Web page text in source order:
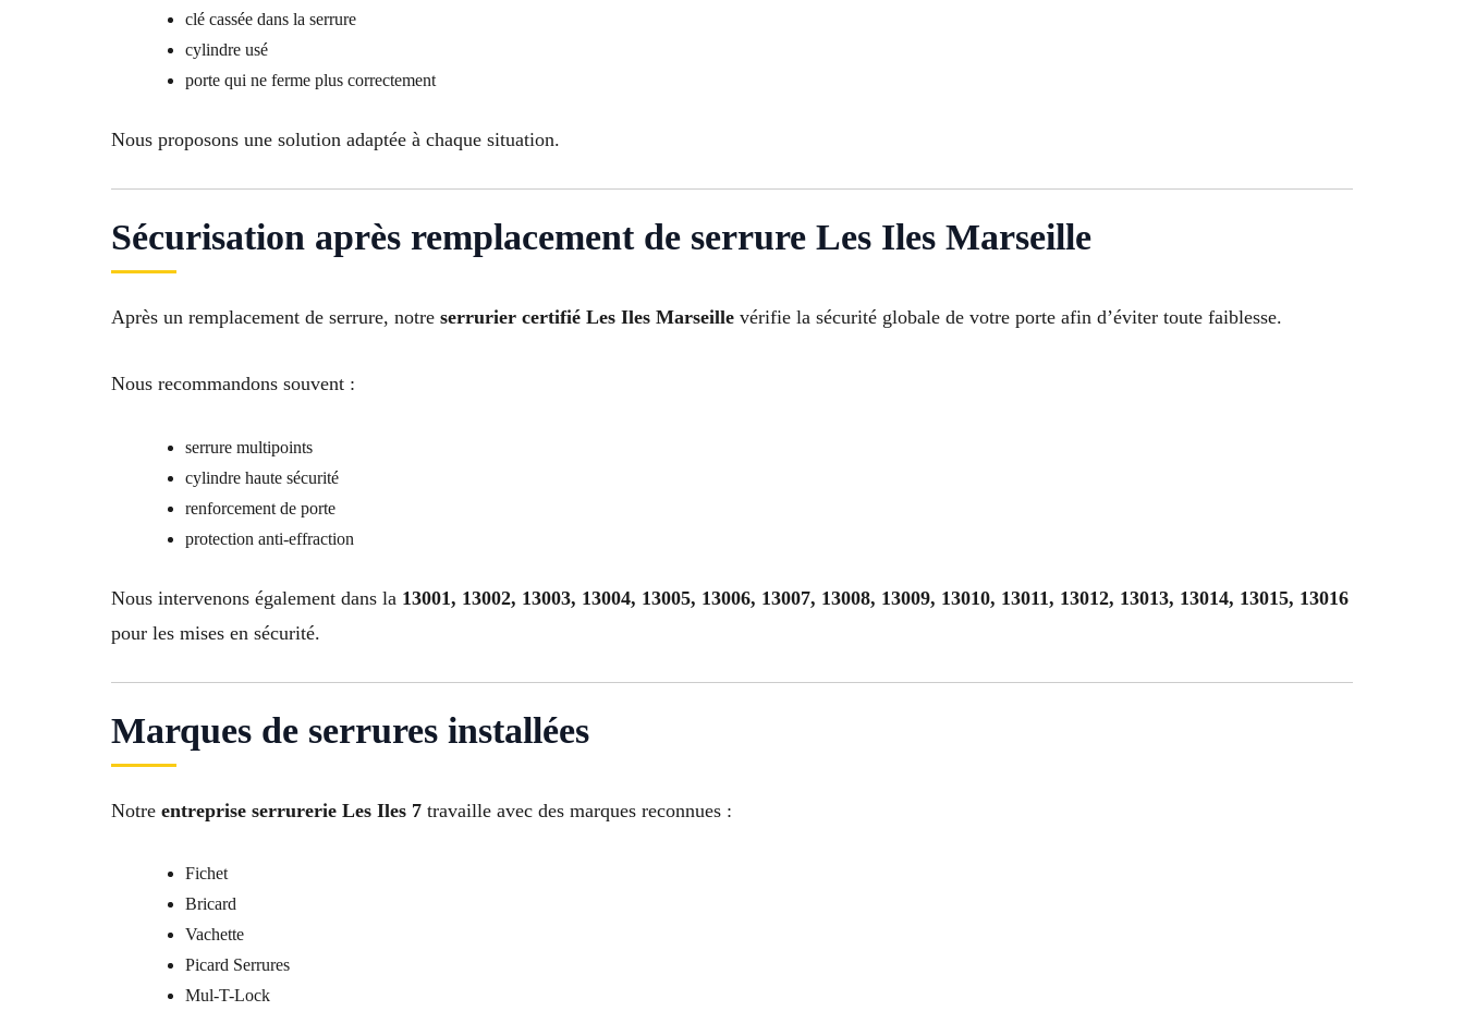
clé cassée dans la serrure
cylindre usé
porte qui ne ferme plus correctement
Nous proposons une solution adaptée à chaque situation.
Sécurisation après remplacement de serrure Les Iles Marseille
Après un remplacement de serrure, notre serrurier certifié Les Iles Marseille vérifie la sécurité globale de votre porte afin d’éviter toute faiblesse.
Nous recommandons souvent :
serrure multipoints
cylindre haute sécurité
renforcement de porte
protection anti-effraction
Nous intervenons également dans la 13001, 13002, 13003, 13004, 13005, 13006, 13007, 13008, 13009, 13010, 13011, 13012, 13013, 13014, 13015, 13016
pour les mises en sécurité.
Marques de serrures installées
Notre entreprise serrurerie Les Iles 7 travaille avec des marques reconnues :
Fichet
Bricard
Vachette
Picard Serrures
Mul-T-Lock